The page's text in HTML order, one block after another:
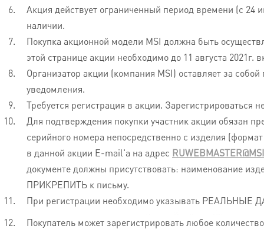
Акция действует ограниченный период времени (с 24
наличии.
Покупка акционной модели MSI должна быть
этой странице акции необходимо до 11 августа 2021г.
Организатор акции (компания MSI) оставляет за
уведомления.
Требуется регистрация в акции. Зарегистрироваться
Для подтверждения покупки участник акции обязан
серийного номера непосредственно с изделия
в данной акции E-mail'а на адрес
документе должны присутствовать: наименование
ПРИКРЕПИТЬ к письму.
При регистрации необходимо указывать
Покупатель может зарегистрировать любое